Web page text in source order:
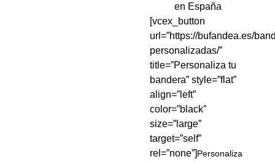
en España
[vcex_button
url=”https://bufandea.es/
personalizadas/”
title=”Personaliza tu
bandera” style=”flat”
align=”left”
color=”black”
size=”large”
target=”self”
rel=”none”]Personaliza